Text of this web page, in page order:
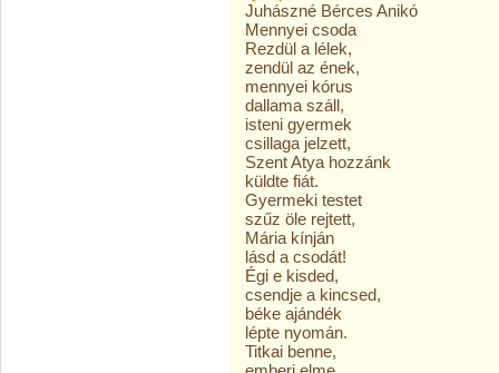
Juhászné Bérces Anikó
Mennyei csoda
Rezdül a lélek,
zendül az ének,
mennyei kórus
dallama száll,
isteni gyermek
csillaga jelzett,
Szent Atya hozzánk
küldte fiát.
Gyermeki testet
szűz öle rejtett,
Mária kínján
lásd a csodát!
Égi e kisded,
csendje a kincsed,
béke ajándék
lépte nyomán.
Titkai benne,